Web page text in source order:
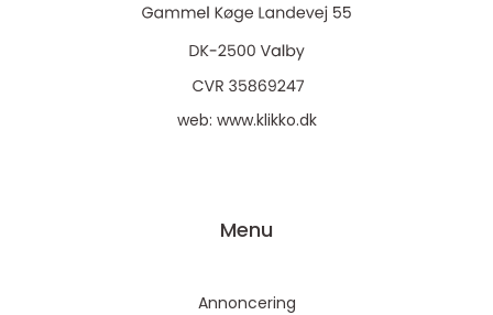
web: www.klikko.dk
Menu
Annoncering